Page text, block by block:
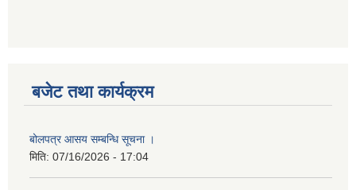
बजेट तथा कार्यक्रम
बोलपत्र आसय सम्बन्धि सूचना ।
मिति: 07/16/2026 - 17:04